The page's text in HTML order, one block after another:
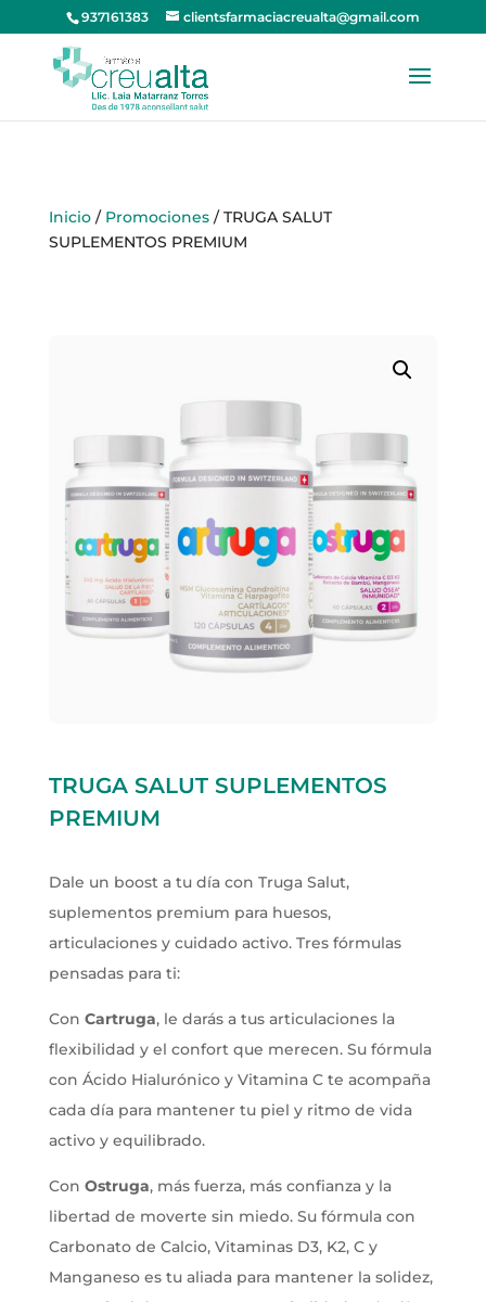
937161383 clientsfarmaciacreualta@gmail.com
Inicio/ Promociones/ TRUGA SALUT
SUPLEMENTOS PREMIUM
TRUGA SALUT SUPLEMENTOS
PREMIUM
Dale un boost a tu día con Truga Salut,
suplementos premium para huesos,
articulaciones y cuidado activo. Tres fórmulas
pensadas para ti:
Con Cartruga, le darás a tus articulaciones la
flexibilidad y el confort que merecen. Su fórmula
con Ácido Hialurónico y Vitamina C te acompaña
cada día para mantener tu piel y ritmo de vida
activo y equilibrado.
Con Ostruga, más fuerza, más confianza y la
libertad de moverte sin miedo. Su fórmula con
Carbonato de Calcio, Vitaminas D3, K2, C y
Manganeso es tu aliada para mantener la solidez,